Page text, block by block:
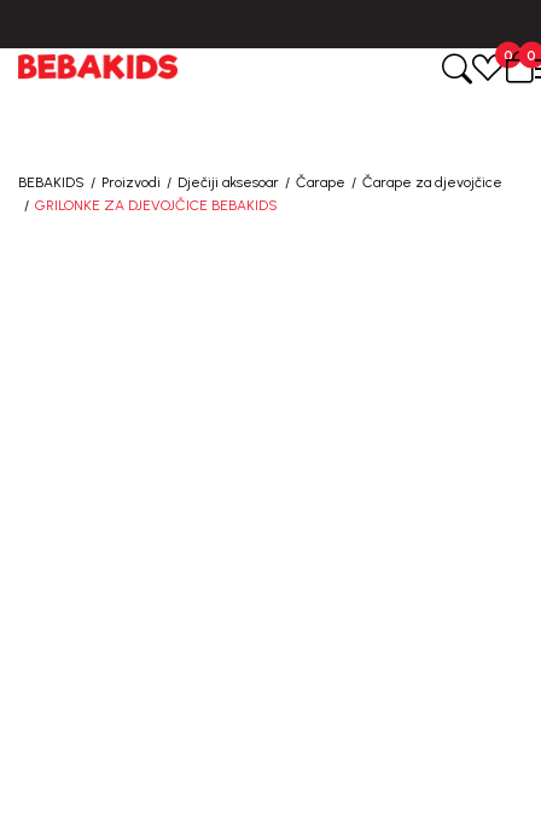
0
0
BEBAKIDS Proizvodi Dječiji aksesoar Čarape
Čarape za djevojčice
GRILONKE ZA DJEVOJČICE BEBAKIDS